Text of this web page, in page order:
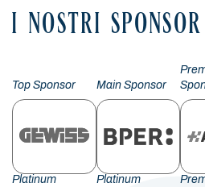
I NOSTRI SPONSOR
Top Sponsor Main Sponsor
Platinum
Platinum